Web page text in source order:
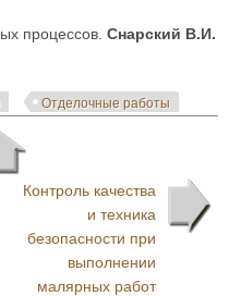
процессов. Снарский В.И.
Отделочные работы
Контроль качества
и техника
безопасности при
выполнении
малярных работ